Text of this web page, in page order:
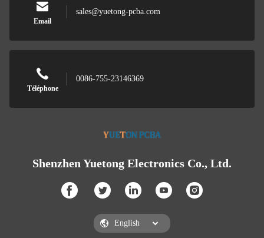
Email
sales@yuetong-pcba.com
Téléphone
0086-755-23146369
Shenzhen Yuetong Electronics Co., Ltd.